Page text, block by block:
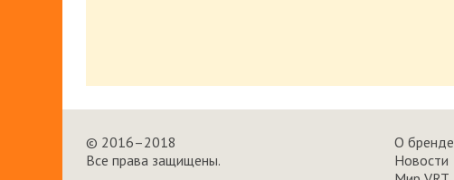
© 2016–2018
Все права защищены.
О бренде
Новости